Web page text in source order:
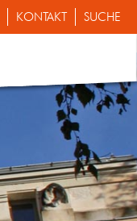
KONTAKT SUCHE